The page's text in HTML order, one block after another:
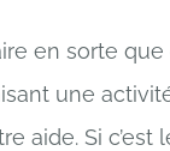
en sorte que
une
aide. Si c’est